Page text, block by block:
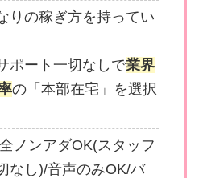
りの稼ぎ方を持ってい
ポート一切なしで業界
の「本部在宅」を選択
ノンアダOK(スタッフ
なし)/音声のみOK/バ